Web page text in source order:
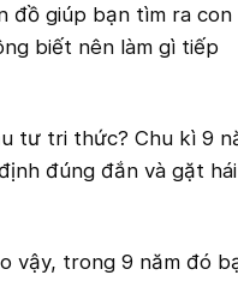
đồ giúp bạn tìm ra con
biết nên làm gì tiếp
tư tri thức? Chu kì 9
đúng đắn và gặt hái
vậy, trong 9 năm đó